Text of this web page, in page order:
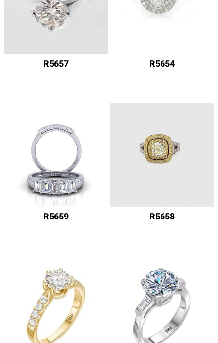
R5654
R5657
R5658
R5659